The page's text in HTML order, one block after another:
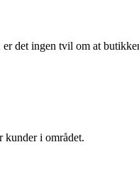
det ingen tvil om at
kunder i området.